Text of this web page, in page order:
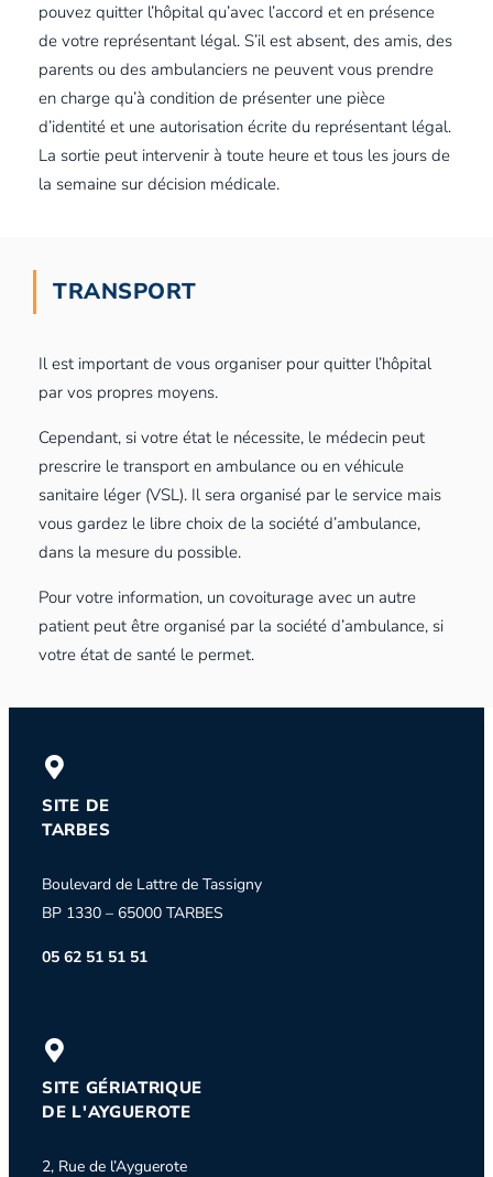
pouvez quitter l’hôpital qu’avec l’accord et en présence
de votre représentant légal. S’il est absent, des amis, des
parents ou des ambulanciers ne peuvent vous prendre
en charge qu’à condition de présenter une pièce
d’identité et une autorisation écrite du représentant légal.
La sortie peut intervenir à toute heure et tous les jours de
la semaine sur décision médicale.
TRANSPORT
Il est important de vous organiser pour quitter l’hôpital
par vos propres moyens.
Cependant, si votre état le nécessite, le médecin peut
prescrire le transport en ambulance ou en véhicule
sanitaire léger (VSL). Il sera organisé par le service mais
vous gardez le libre choix de la société d’ambulance,
dans la mesure du possible.
Pour votre information, un covoiturage avec un autre
patient peut être organisé par la société d’ambulance, si
votre état de santé le permet.
SITE DE
TARBES
Boulevard de Lattre de Tassigny
BP 1330 – 65000 TARBES
05 62 51 51 51
SITE GÉRIATRIQUE
DE L'AYGUEROTE
2, Rue de l’Ayguerote